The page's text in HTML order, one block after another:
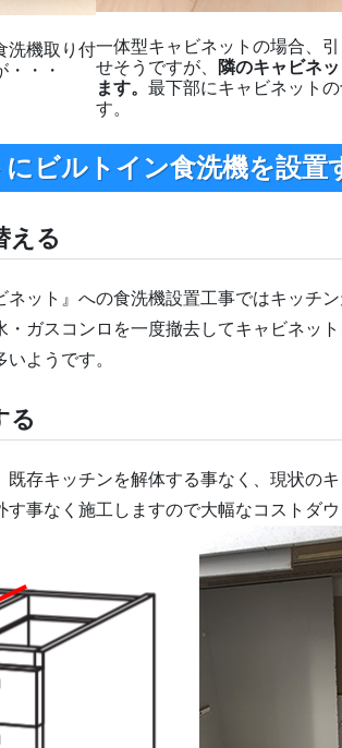
洗機取り付
・・
一体型キャビネットの場合、
せそうですが、
隣のキャビネ
ます。 最下部にキャビネット
す。
ビルトイン食洗機を設置
える
ット』への食洗機設置工事ではキッチ
ガスコンロを一度撤去してキャビネッ
ようです。
る
存キッチンを解体する事なく、現状の
事なく施工しますので大幅なコストダウ